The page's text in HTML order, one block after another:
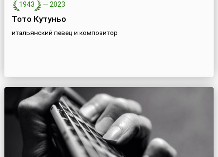
1943 — 2023
Тото Кутуньо
итальянский певец и композитор